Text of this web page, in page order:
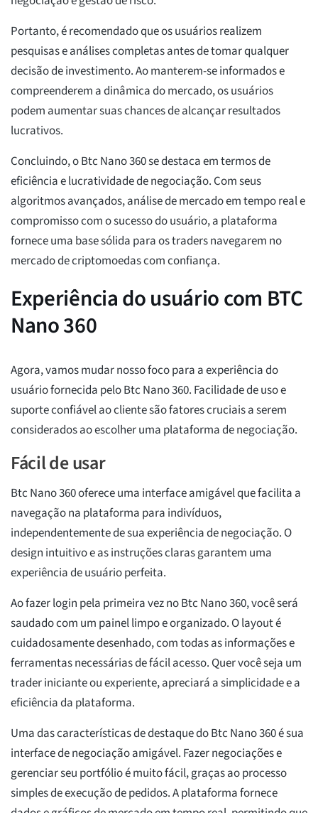
Portanto, é recomendado que os usuários realizem
pesquisas e análises completas antes de tomar qualquer
decisão de investimento. Ao manterem-se informados e
compreenderem a dinâmica do mercado, os usuários
podem aumentar suas chances de alcançar resultados
lucrativos.
Concluindo, o Btc Nano 360 se destaca em termos de
eficiência e lucratividade de negociação. Com seus
algoritmos avançados, análise de mercado em tempo real e
compromisso com o sucesso do usuário, a plataforma
fornece uma base sólida para os traders navegarem no
mercado de criptomoedas com confiança.
Experiência do usuário com BTC
Nano 360
Agora, vamos mudar nosso foco para a experiência do
usuário fornecida pelo Btc Nano 360. Facilidade de uso e
suporte confiável ao cliente são fatores cruciais a serem
considerados ao escolher uma plataforma de negociação.
Fácil de usar
Btc Nano 360 oferece uma interface amigável que facilita a
navegação na plataforma para indivíduos,
independentemente de sua experiência de negociação. O
design intuitivo e as instruções claras garantem uma
experiência de usuário perfeita.
Ao fazer login pela primeira vez no Btc Nano 360, você será
saudado com um painel limpo e organizado. O layout é
cuidadosamente desenhado, com todas as informações e
ferramentas necessárias de fácil acesso. Quer você seja um
trader iniciante ou experiente, apreciará a simplicidade e a
eficiência da plataforma.
Uma das características de destaque do Btc Nano 360 é sua
interface de negociação amigável. Fazer negociações e
gerenciar seu portfólio é muito fácil, graças ao processo
simples de execução de pedidos. A plataforma fornece